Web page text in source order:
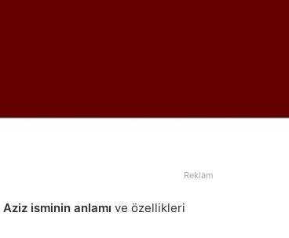
Reklam
Aziz isminin anlamı ve özellikleri